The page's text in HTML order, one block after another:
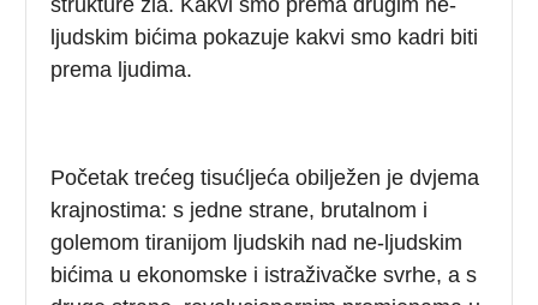
ljudskim bićima pokazuje kakvi smo kadri biti
prema ljudima.
Početak trećeg tisućljeća obilježen je dvjema
krajnostima: s jedne strane, brutalnom i
golemom tiranijom ljudskih nad ne-ljudskim
bićima u ekonomske i istraživačke svrhe, a s